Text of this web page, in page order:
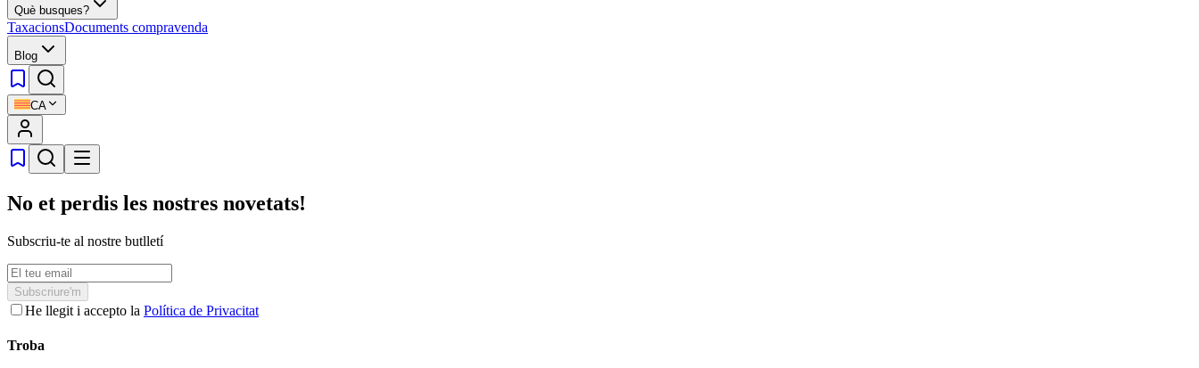
Què busques?
TaxacionsDocuments compravenda
Blog
CA
No et perdis les nostres novetats!
Subscriu-te al nostre butlletí
Subscriure'm
He llegit i accepto la Política de Privacitat
Troba